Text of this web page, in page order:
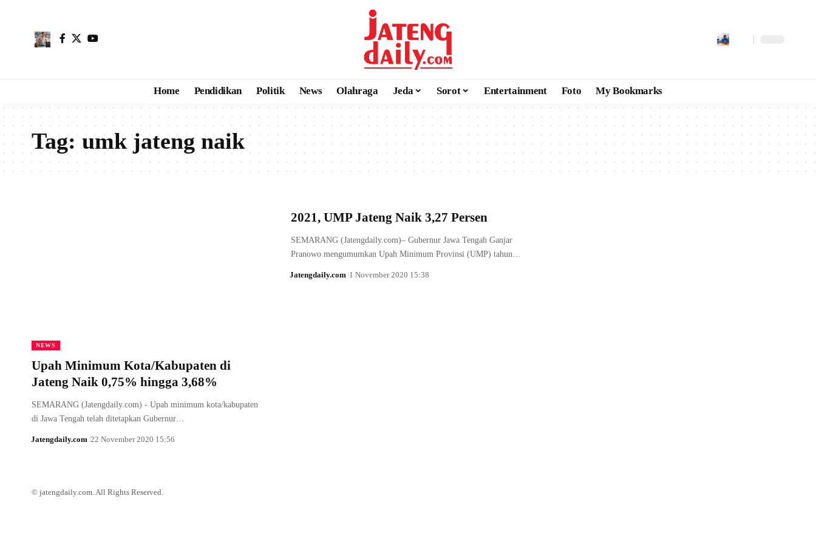
Home Pendidikan Politik News Olahraga Jeda Sorot Entertainment Foto My Bookmarks
Tag:umk jateng naik
NEWS
Upah Minimum Kota/Kabupaten di
Jateng Naik 0,75% hingga 3,68%
SEMARANG (Jatengdaily.com) - Upah minimum kota/kabupaten
di Jawa Tengah telah ditetapkan Gubernur…
Jatengdaily.com 22 November 2020 15:56
2021, UMP Jateng Naik 3,27 Persen
SEMARANG (Jatengdaily.com)– Gubernur Jawa Tengah Ganjar
Pranowo mengumumkan Upah Minimum Provinsi (UMP) tahun…
Jatengdaily.com 1 November 2020 15:38
© jatengdaily.com. All Rights Reserved.